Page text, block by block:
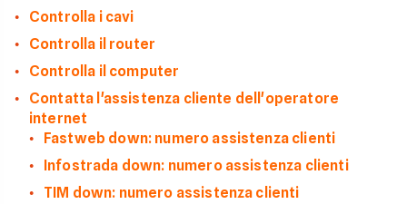
Controlla i cavi
Controlla il router
Controlla il computer
Contatta l'assistenza cliente dell'operatore
internet
Fastweb down: numero assistenza clienti
Infostrada down: numero assistenza clienti
TIM down: numero assistenza clienti